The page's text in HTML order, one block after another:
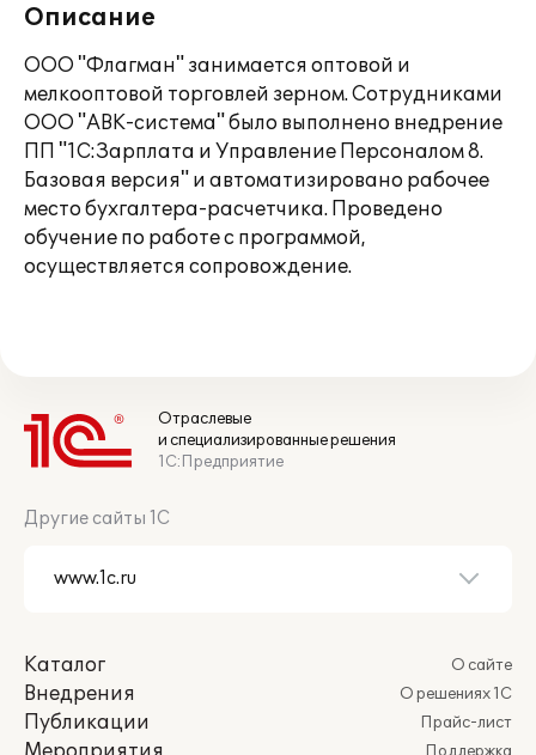
Описание
ООО "Флагман" занимается оптовой и
мелкооптовой торговлей зерном. Сотрудниками
ООО "АВК-система" было выполнено внедрение
ПП "1С:Зарплата и Управление Персоналом 8.
Базовая версия" и автоматизировано рабочее
место бухгалтера-расчетчика. Проведено
обучение по работе с программой,
осуществляется сопровождение.
Отраслевые
и специализированные решения
1С:Предприятие
Другие сайты 1С
Каталог
Внедрения
Публикации
О сайте
О решениях 1С
Прайс-лист